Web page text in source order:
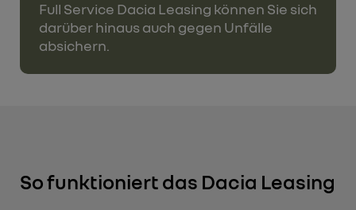
Full Service Dacia Leasing können Sie sich
darüber hinaus auch gegen Unfälle
absichern.
So funktioniert das Dacia Leasing